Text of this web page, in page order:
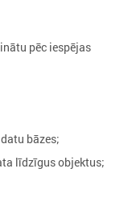
pēc iespējas
bāzes;
līdzīgus objektus;